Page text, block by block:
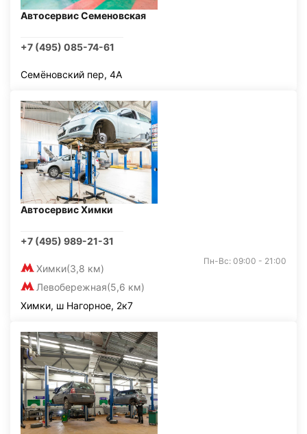
Автосервис Семеновская
+7 (495) 085-74-61
Семёновский пер, 4А
Автосервис Химки
+7 (495) 989-21-31
Химки(3,8 км)
Левобережная(5,6 км)
Пн-Вс: 09:00 - 21:00
Химки, ш Нагорное, 2к7